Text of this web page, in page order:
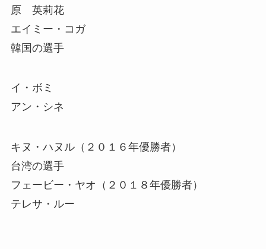
原 英莉花
エイミー・コガ
韓国の選手
イ・ボミ
アン・シネ
キヌ・ハヌル（２０１６年優勝者）
台湾の選手
フェービー・ヤオ（２０１８年優勝者）
テレサ・ルー